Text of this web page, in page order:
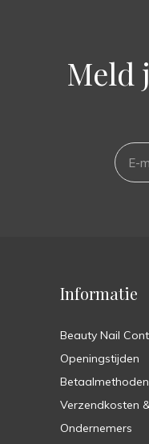
Meld
Informatie
Beauty Nail
Openingstijden
Betaalmethoden
Verzendkosten
Ondernemers